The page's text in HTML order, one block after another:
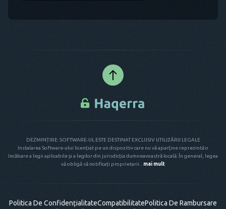
DEZMINȚIRE: SOFTWARE-UL ESTE DESTINAT EXCLUSIV UTILIZĂRII LEGALE
Instalarea Software-ului licențiat pe un dispozitiv care nu vă aparține reprezintă o
încălcare a legii aplicabile și a legilor din jurisdicția dumneavoastră locală. În general, legea
vă obligă să notificați proprietarii...
mai mult
Politica De ConfidențialitateCompatibilitatePolitica De Rambursare